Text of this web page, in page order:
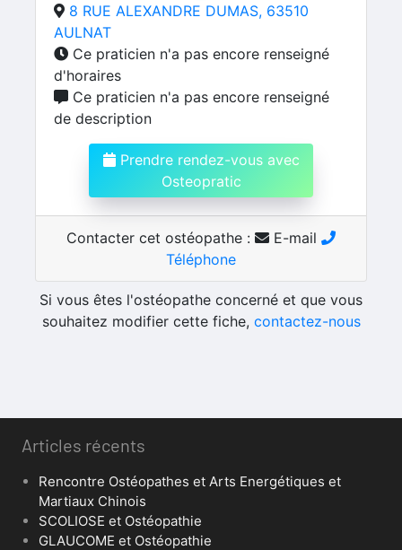
8 RUE ALEXANDRE DUMAS, 63510
AULNAT
Ce praticien n'a pas encore renseigné
d'horaires
Ce praticien n'a pas encore renseigné
de description
Prendre rendez-vous avec
Osteopratic
Contacter cet ostéopathe :
E-mail
Téléphone
Si vous êtes l'ostéopathe concerné et que vous
souhaitez modifier cette fiche, contactez-nous
Articles récents
Rencontre Ostéopathes et Arts Energétiques et
Martiaux Chinois
SCOLIOSE et Ostéopathie
GLAUCOME et Ostéopathie